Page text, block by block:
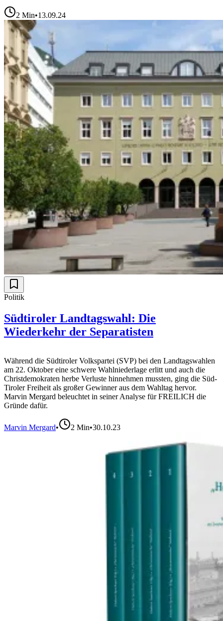
2 Min•13.09.24
Politik
Südtiroler Landtagswahl: Die
Wiederkehr der Separatisten
Während die Südtiroler Volkspartei (SVP) bei den Landtagswahlen
am 22. Oktober eine schwere Wahlniederlage erlitt und auch die
Christdemokraten herbe Verluste hinnehmen mussten, ging die Süd-
Tiroler Freiheit als großer Gewinner aus dem Wahltag hervor.
Marvin Mergard beleuchtet in seiner Analyse für FREILICH die
Gründe dafür.
Marvin Mergard• 2 Min•30.10.23